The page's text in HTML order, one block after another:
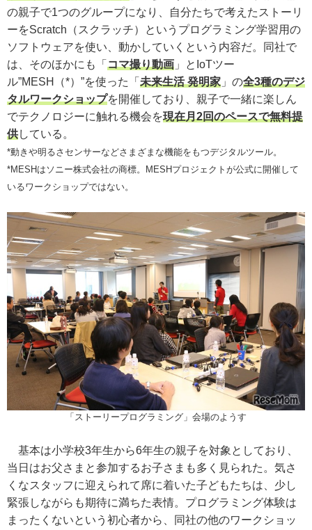
の親子で1つのグループになり、自分たちで考えたストーリ
ーをScratch（スクラッチ）というプログラミング学習用の
ソフトウェアを使い、動かしていくという内容だ。同社で
は、そのほかにも「 コマ撮り動画 」とIoTツー
ル”MESH（*）”を使った「 未来生活 発明家 」の全3種のデジ
タルワークショップを開催しており、親子で一緒に楽しん
でテクノロジーに触れる機会を現在月2回のペースで無料提
供している。
*動きや明るさセンサーなどさまざまな機能をもつデジタルツール。
*MESHはソニー株式会社の商標。MESHプロジェクトが公式に開催して
いるワークショップではない。
「ストーリープログラミング」会場のようす
基本は小学校3年生から6年生の親子を対象としており、
当日はお父さまと参加するお子さまも多く見られた。気さ
くなスタッフに迎えられて席に着いた子どもたちは、少し
緊張しながらも期待に満ちた表情。プログラミング体験は
まったくないという初心者から、同社の他のワークショッ